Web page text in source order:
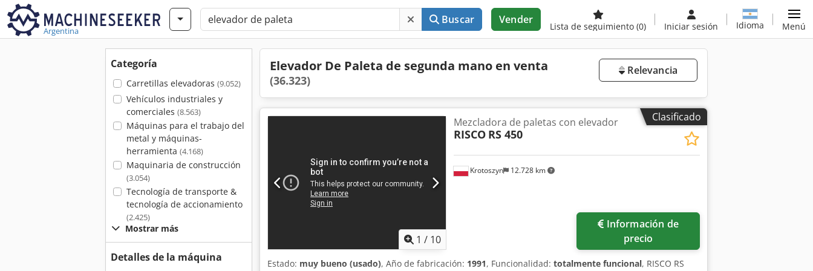
Argentina
Buscar Vender
Lista de seguimiento (0) Iniciar sesión Idioma Menú
Categoría
Carretillas elevadoras (9.052)
Vehículos industriales y
comerciales (8.563)
Máquinas para el trabajo del
metal y máquinas-
herramienta (4.168)
Maquinaria de construcción
(3.054)
Tecnología de transporte &
tecnología de accionamiento
(2.425)
Mostrar más
Detalles de la máquina
Elevador De Paleta de segunda mano en venta
(36.323)
Relevancia
Clasificado
1 / 10
Krotoszyn 12.728 km
Mezcladora de paletas con elevador
RISCO RS 450
precio
Estado: muy bueno (usado), Año de fabricación: 1991, Funcionalidad: totalmente funcional, RISCO RS